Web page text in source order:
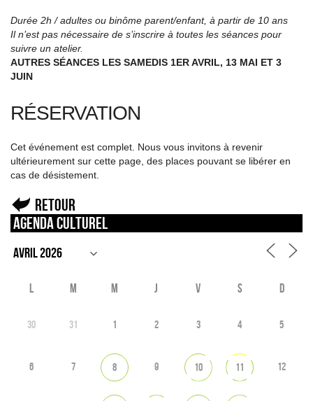
Durée 2h / adultes ou binôme parent/enfant, à partir de 10 ans
Il n’est pas nécessaire de s’inscrire à toutes les séances pour
suivre un atelier.
AUTRES SÉANCES LES SAMEDIS 1ER AVRIL, 13 MAI ET 3
JUIN
RÉSERVATION
Cet événement est complet. Nous vous invitons à revenir
ultérieurement sur cette page, des places pouvant se libérer en
cas de désistement.
Retour
Agenda culturel
L M M J V S D
30 31 1 2 3 4 5
6 7 8 9 10 11 12